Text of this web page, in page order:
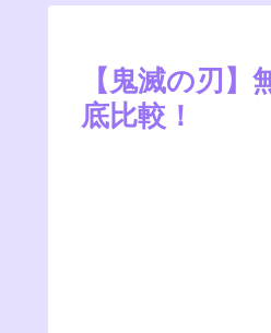
【鬼滅の刃
底比較！